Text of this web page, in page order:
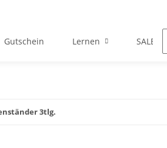
Gutschein Lernen SALE
3tlg.